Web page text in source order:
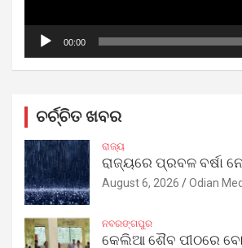
00:00
ଚର୍ଚ୍ଚିତ ଖବର
ରାଜ୍ୟ
ରାଜ୍ୟରେ ପ୍ରବଳ ବର୍ଷା
August 6, 2026 Odian
ନବରଙ୍ଗପୁର
କେଲିଆ ଶୈବ ପୀଠରେ